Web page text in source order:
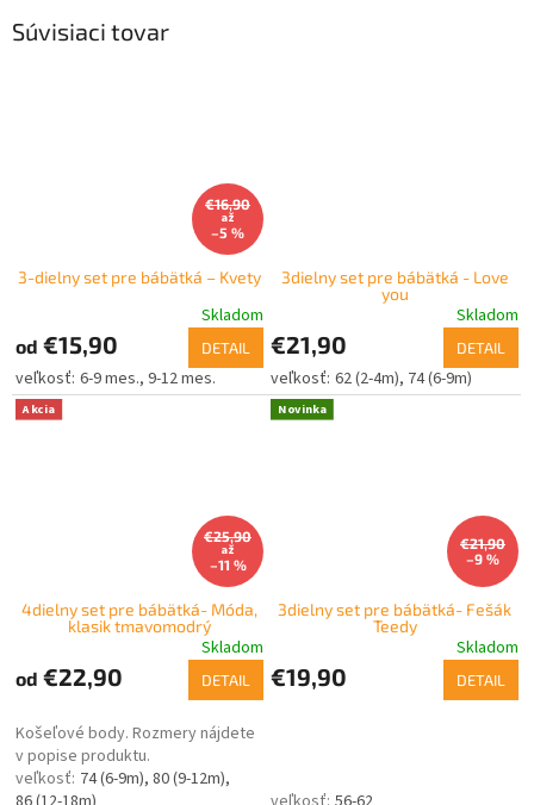
Súvisiaci tovar
€16,90
až
–5 %
3-dielny set pre bábätká – Kvety
Skladom
od €15,90 DETAIL
6-9 mes. 9-12 mes.
3dielny set pre bábätká - Love
you
Skladom
€21,90 DETAIL
62 (2-4m) 74 (6-9m)
Akcia
€25,90
až
–11 %
4dielny set pre bábätká- Móda,
klasik tmavomodrý
Skladom
od €22,90 DETAIL
Košeľové body. Rozmery nájdete
v popise produktu.
74 (6-9m) 80 (9-12m)
Novinka
€21,90
–9 %
3dielny set pre bábätká- Fešák
Teedy
Skladom
€19,90 DETAIL